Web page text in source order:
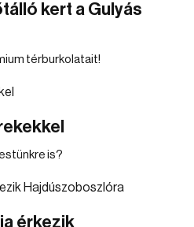
kert a Gulyás
térburkolatait!
is?
érkezik